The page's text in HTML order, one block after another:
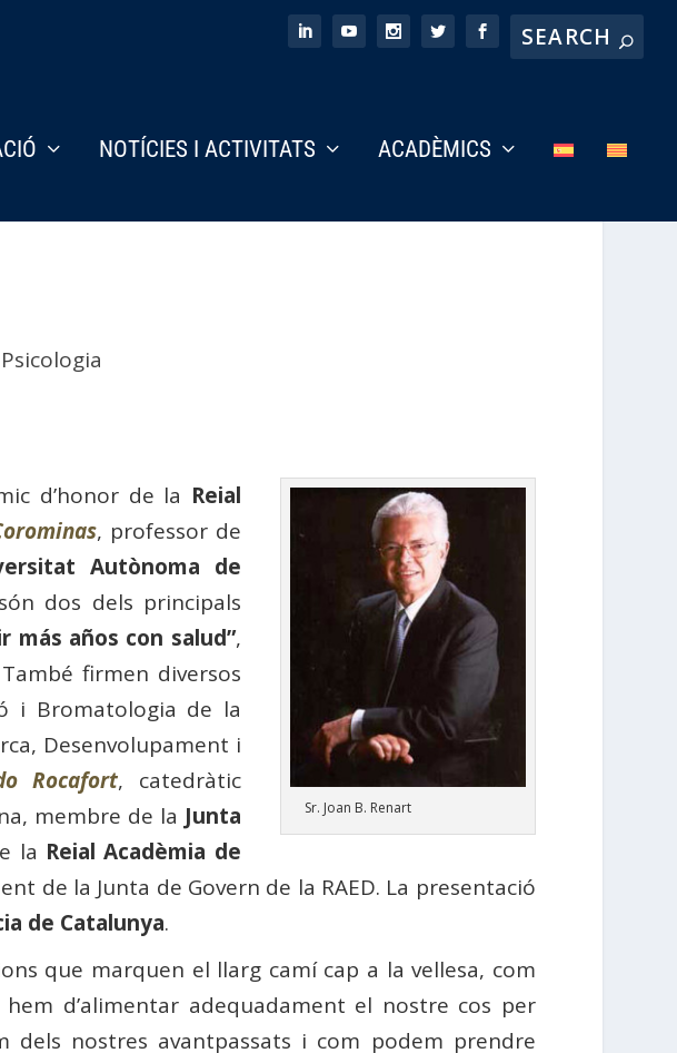
NOTÍCIES I ACTIVITATS ACADÈMICS
Psicologia
Sr. Joan B. Renart
d’honor de la Reial
, professor de
Autònoma de
dos dels principals
más años con salud”,
firmen diversos
i Bromatologia de la
Desenvolupament i
Rocafort, catedràtic
membre de la Junta
la Reial Acadèmia de
de la Junta de Govern de la RAED. La presentació
de Catalunya.
que marquen el llarg camí cap a la vellesa, com
d’alimentar adequadament el nostre cos per
dels nostres avantpassats i com podem prendre